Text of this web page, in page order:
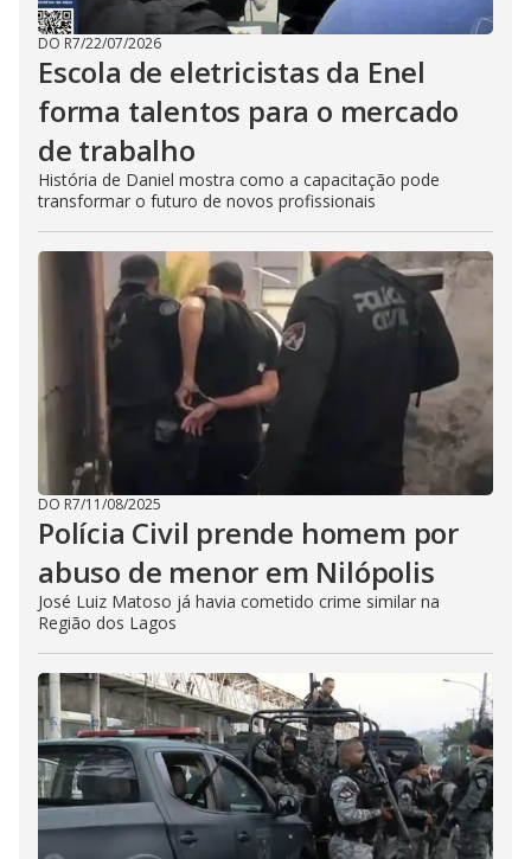
DO R7/22/07/2026
Escola de eletricistas da Enel
forma talentos para o mercado
de trabalho
História de Daniel mostra como a capacitação pode
transformar o futuro de novos profissionais
DO R7/11/08/2025
Polícia Civil prende homem por
abuso de menor em Nilópolis
José Luiz Matoso já havia cometido crime similar na
Região dos Lagos